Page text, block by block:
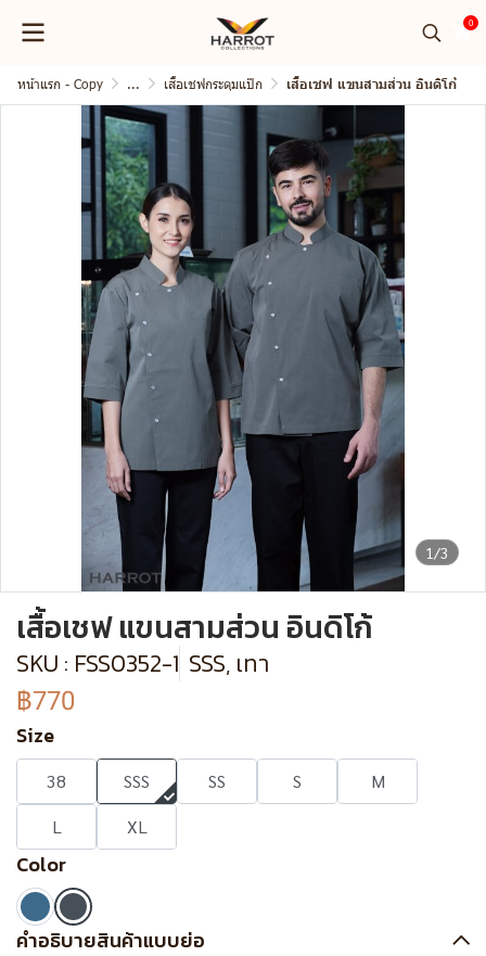
0
หน้าแรก - Copy ... เสื้อเชฟกระดุมแป๊ก เสื้อเชฟ แขนสามส่วน อินดิโก้
1/3
เสื้อเชฟ แขนสามส่วน อินดิโก้
SKU : FSS0352-1 SSS, เทา
฿770
Size
38 SSS SS S
M
L
XL
Color
คำอธิบายสินค้าแบบย่อ